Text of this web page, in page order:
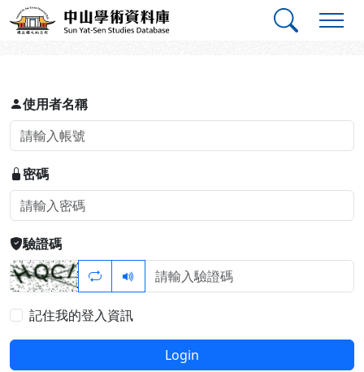
跳到主要內容
中山學術資料庫
登入
使用者名稱
密碼
驗證碼
記住我的登入資訊
Login